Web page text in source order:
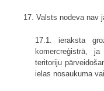
17. Valsts nodeva nav
17.1. ieraksta
komercreģistrā,
teritoriju
ielas nosaukuma